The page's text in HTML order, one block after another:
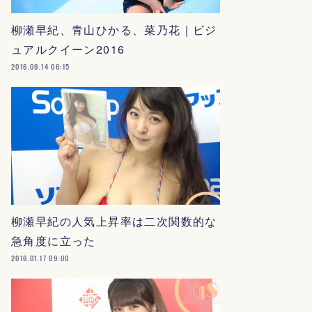
柳瀬早紀、青山ひかる、菜乃花｜ビジ
ュアルクイーン2016
2016.09.14 06:15
柳瀬早紀の人気上昇率は二次関数的な
急角度に立った
2016.01.17 09:00